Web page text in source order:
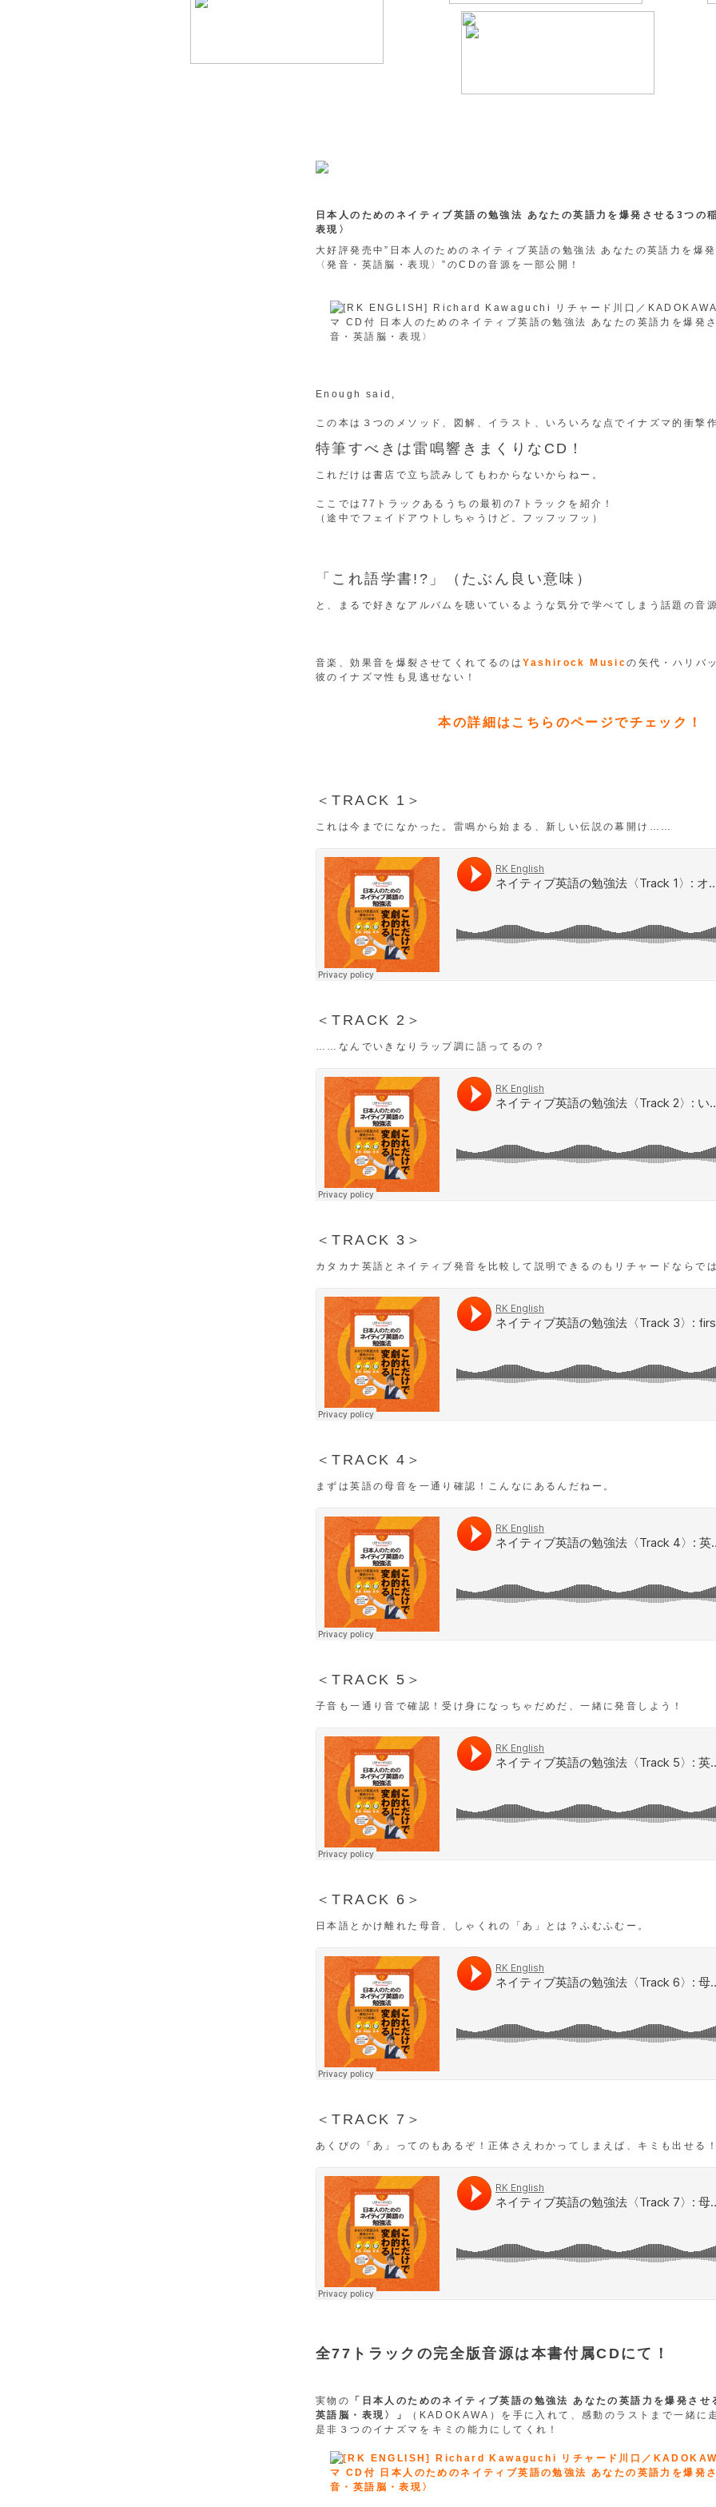
日本人のためのネイティブ英語の勉強法 あなたの英語力を爆発させる3つの
表現〉
大好評発売中”日本人のためのネイティブ英語の勉強法 あなたの英語力を爆
〈発音・英語脳・表現〉”のCDの音源を一部公開！
Enough said,
この本は３つのメソッド、図解、イラスト、いろいろな点でイナズマ的衝撃
特筆すべきは雷鳴響きまくりなCD！
これだけは書店で立ち読みしてもわからないからねー。
ここでは77トラックあるうちの最初の7トラックを紹介！
（途中でフェイドアウトしちゃうけど。フッフッフッ）
「これ語学書!?」（たぶん良い意味）
と、まるで好きなアルバムを聴いているような気分で学べてしまう話題の音
音楽、効果音を爆裂させてくれてるのはYashirock Musicの矢代・ハリバ
彼のイナズマ性も見逃せない！
本の詳細はこちらのページでチェック！
＜TRACK 1＞
これは今までになかった。雷鳴から始まる、新しい伝説の幕開け……
＜TRACK 2＞
……なんでいきなりラップ調に語ってるの？
＜TRACK 3＞
カタカナ英語とネイティブ発音を比較して説明できるのもリチャードならで
＜TRACK 4＞
まずは英語の母音を一通り確認！こんなにあるんだねー。
＜TRACK 5＞
子音も一通り音で確認！受け身になっちゃだめだ、一緒に発音しよう！
＜TRACK 6＞
日本語とかけ離れた母音、しゃくれの「あ」とは？ふむふむー。
＜TRACK 7＞
あくびの「あ」ってのもあるぞ！正体さえわかってしまえば、キミも出せる
全77トラックの完全版音源は本書付属CDにて！
実物の
「日本人のためのネイティブ英語の勉強法 あなたの英語力を爆発さ
英語脳・表現〉」
（KADOKAWA）を手に入れて、感動のラストまで一緒に
是非３つのイナズマをキミの能力にしてくれ！